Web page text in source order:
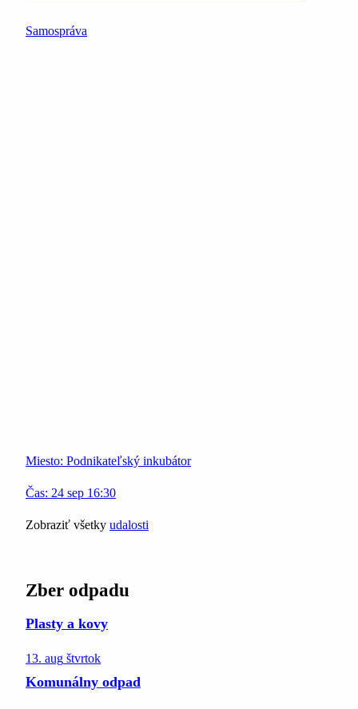
Samospráva
Miesto: Podnikateľský inkubátor
Čas: 24 sep 16:30
Zobraziť všetky udalosti
Zber odpadu
Plasty a kovy
13. aug štvrtok
Komunálny odpad